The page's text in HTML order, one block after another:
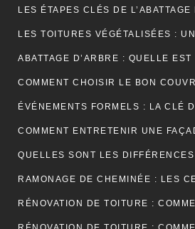
ÉVÉNEMENTS FORMELS : LA CLÉ